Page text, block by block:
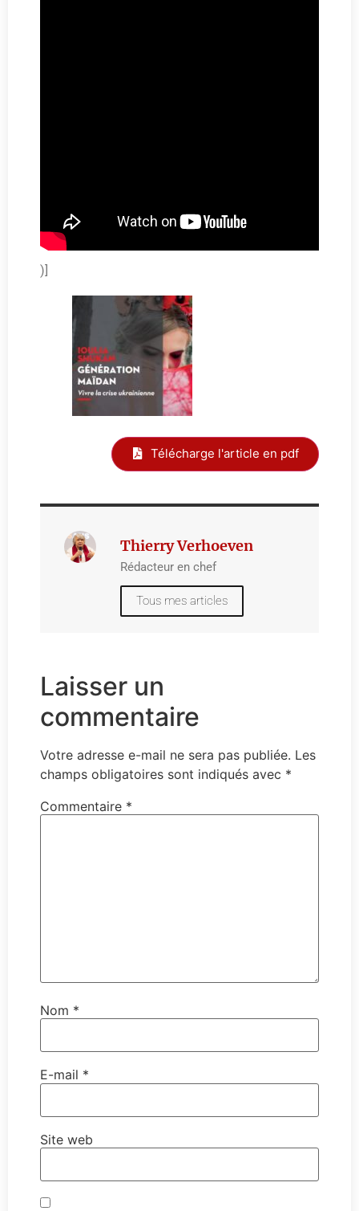
)]
Télécharge l'article en pdf
Thierry Verhoeven
Rédacteur en chef
Tous mes articles
Laisser un
commentaire
Votre adresse e-mail ne sera pas publiée. Les
champs obligatoires sont indiqués avec *
Commentaire *
Nom *
E-mail *
Site web